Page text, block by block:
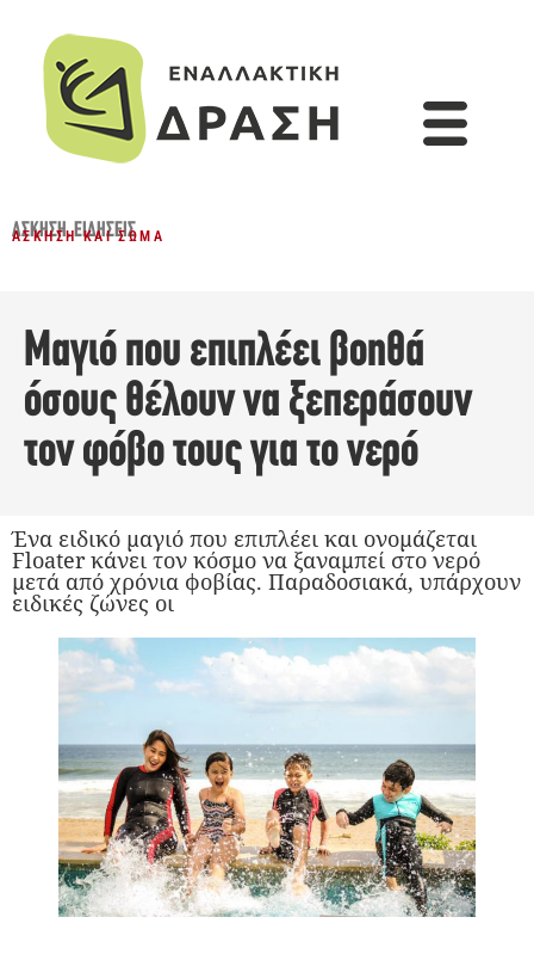
ΆΣΚΗΣΗ,ΕΙΔΉΣΕΙΣ
ΆΣΚΗΣΗ ΚΑΙ ΣΏΜΑ
Μαγιό που επιπλέει βοηθά
όσους θέλουν να ξεπεράσουν
τον φόβο τους για το νερό
Ένα ειδικό μαγιό που επιπλέει και ονομάζεται
Floater κάνει τον κόσμο να ξαναμπεί στο νερό
μετά από χρόνια φοβίας. Παραδοσιακά, υπάρχουν
ειδικές ζώνες οι